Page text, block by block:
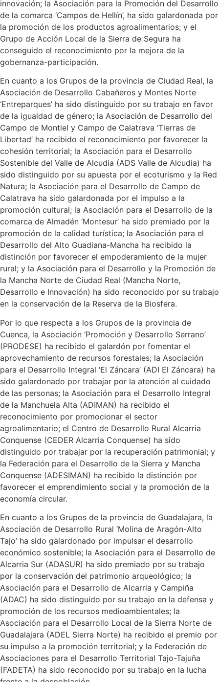
innovación; la Asociación para la Promoción del Desarrollo
de la comarca ‘Campos de Hellín’, ha sido galardonada por
la promoción de los productos agroalimentarios; y el
Grupo de Acción Local de la Sierra de Segura ha
conseguido el reconocimiento por la mejora de la
gobernanza-participación.
En cuanto a los Grupos de la provincia de Ciudad Real, la
Asociación de Desarrollo Cabañeros y Montes Norte
‘Entreparques’ ha sido distinguido por su trabajo en favor
de la igualdad de género; la Asociación de Desarrollo del
Campo de Montiel y Campo de Calatrava ‘Tierras de
Libertad’ ha recibido el reconocimiento por favorecer la
cohesión territorial; la Asociación para el Desarrollo
Sostenible del Valle de Alcudia (ADS Valle de Alcudia) ha
sido distinguido por su apuesta por el ecoturismo y la Red
Natura; la Asociación para el Desarrollo de Campo de
Calatrava ha sido galardonada por el impulso a la
promoción cultural; la Asociación para el Desarrollo de la
comarca de Almadén ‘Montesur’ ha sido premiado por la
promoción de la calidad turística; la Asociación para el
Desarrollo del Alto Guadiana-Mancha ha recibido la
distinción por favorecer el empoderamiento de la mujer
rural; y la Asociación para el Desarrollo y la Promoción de
la Mancha Norte de Ciudad Real (Mancha Norte,
Desarrollo e Innovación) ha sido reconocido por su trabajo
en la conservación de la Reserva de la Biosfera.
Por lo que respecta a los Grupos de la provincia de
Cuenca, la Asociación ‘Promoción y Desarrollo Serrano’
(PRODESE) ha recibido el galardón por fomentar el
aprovechamiento de recursos forestales; la Asociación
para el Desarrollo Integral ‘El Záncara’ (ADI El Záncara) ha
sido galardonado por trabajar por la atención al cuidado
de las personas; la Asociación para el Desarrollo Integral
de la Manchuela Alta (ADIMAN) ha recibido el
reconocimiento por promocionar el sector
agroalimentario; el Centro de Desarrollo Rural Alcarria
Conquense (CEDER Alcarria Conquense) ha sido
distinguido por trabajar por la recuperación patrimonial; y
la Federación para el Desarrollo de la Sierra y Mancha
Conquense (ADESIMAN) ha recibido la distinción por
favorecer el emprendimiento social y la promoción de la
economía circular.
En cuanto a los Grupos de la provincia de Guadalajara, la
Asociación de Desarrollo Rural ‘Molina de Aragón-Alto
Tajo’ ha sido galardonado por impulsar el desarrollo
económico sostenible; la Asociación para el Desarrollo de
Alcarria Sur (ADASUR) ha sido premiado por su trabajo
por la conservación del patrimonio arqueológico; la
Asociación para el Desarrollo de Alcarria y Campiña
(ADAC) ha sido distinguido por su trabajo en la defensa y
promoción de los recursos medioambientales; la
Asociación para el Desarrollo Local de la Sierra Norte de
Guadalajara (ADEL Sierra Norte) ha recibido el premio por
su impulso a la promoción territorial; y la Federación de
Asociaciones para el Desarrollo Territorial Tajo-Tajuña
(FADETA) ha sido reconocido por su trabajo en la lucha